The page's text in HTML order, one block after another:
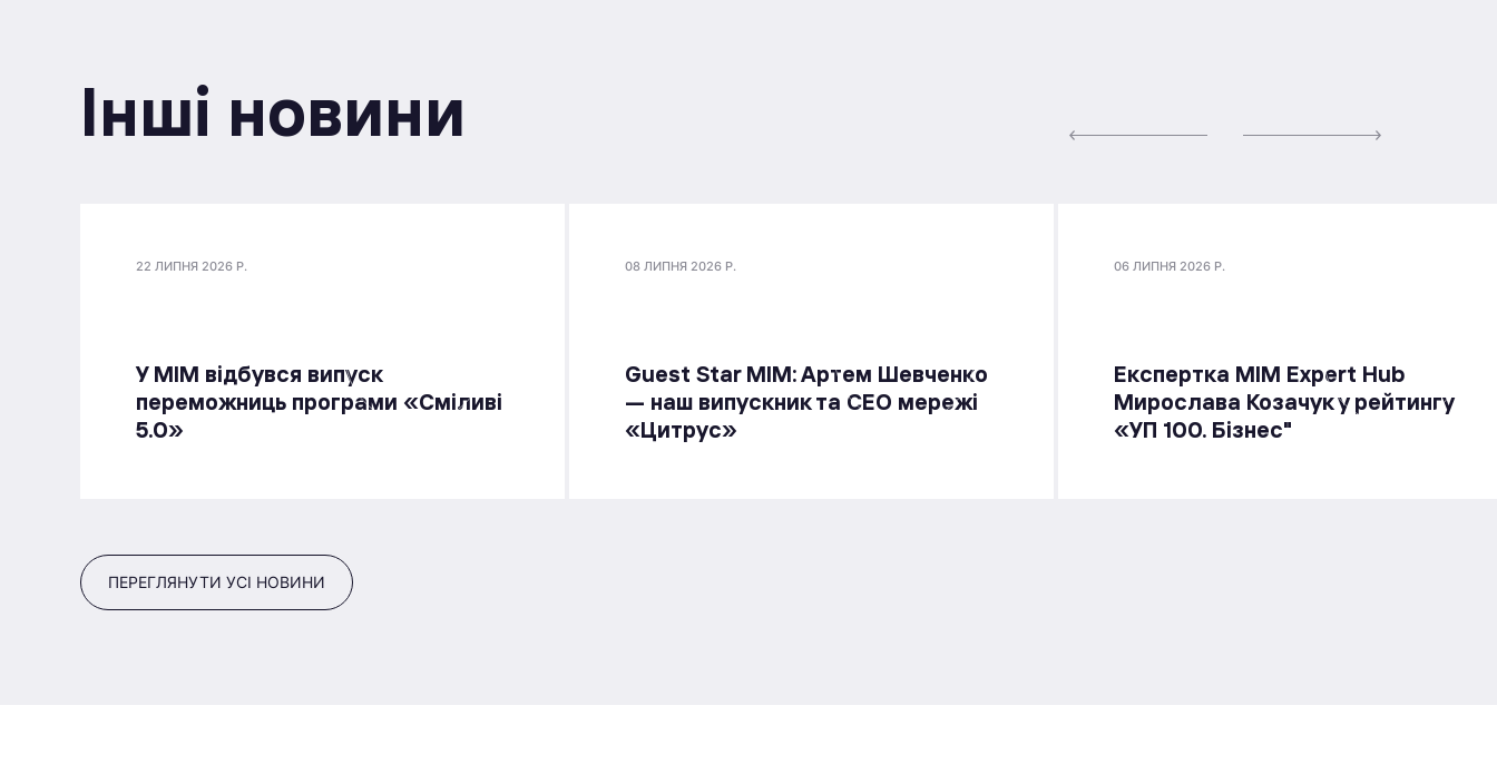
Інші новини
22 ЛИПНЯ 2026 Р.
У МІМ відбувся випуск
переможниць програми «Сміливі
5.0»
08 ЛИПНЯ 2026 Р.
Guest Star МІМ: Артем Шевченко
— наш випускник та СЕО мережі
«Цитрус»
06 ЛИПНЯ 2026 Р.
Експертка MIM Expert Hub
Мирослава Козачук у рейтингу
«УП 100. Бізнес"
ПЕРЕГЛЯНУТИ УСІ НОВИНИ